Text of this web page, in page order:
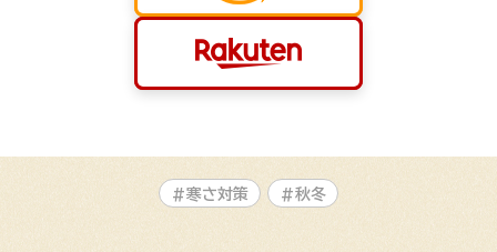
#寒さ対策 #秋冬